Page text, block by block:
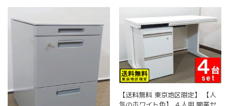
【送料無料 東京地区限定】 【人